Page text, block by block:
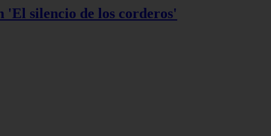
silencio de los corderos'